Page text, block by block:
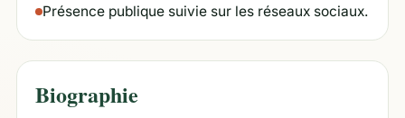
Présence publique suivie sur les réseaux sociaux.
Biographie